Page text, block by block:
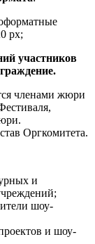
px;
участников
членами жюри
Оргкомитета.
и
шоу-
и шоу-